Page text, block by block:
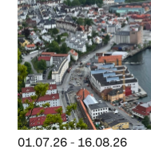
01.07.26 - 16.08.26